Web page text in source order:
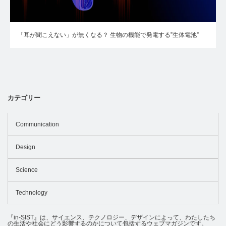
「耳が聞こえない」が無くなる？ 生物の機能で発電する”生体電池”
カテゴリー
Communication
Design
Science
Technology
『in-SIST』は、サイエンス、テクノロジー、デザインによって、わたしたち
の生活や社会にどう影響するのかについて包括するウェブマガジンです。